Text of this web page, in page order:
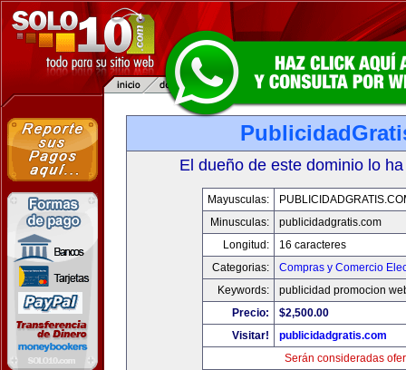
El dueño de este dominio lo
Mayusculas:
Minusculas:
publicidadgratis.com
Longitud:
16 caracteres
Categorias:
Compras y Comercio
Keywords:
publicidad promocion
Precio:
$2,500.00
Visitar!
publicidadgratis.com
Serán consideradas